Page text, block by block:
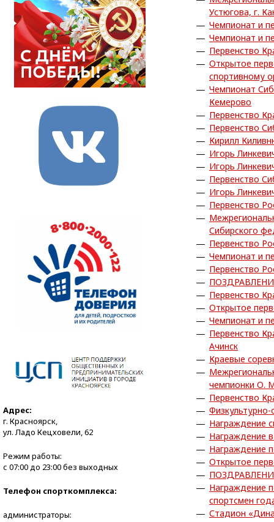
Адрес:
г. Красноярск,
ул. Ладо Кецховели, 62
Режим работы:
с 07:00 до 23:00 без выходных
Телефон спорткомплекса:
администраторы:
Устюгова, г.
Чемпионат и
Чемпионат и
Первенство
Открытое
спортивному
Чемпионат
Кемерово
Первенство
Первенство
Кирилл
Игорь
Игорь
Первенство
Игорь
Первенство
Сибирского
Первенство
Чемпионат и
Первенство
Первенство
Открытое
Чемпионат и
Первенство
Ачинск
Краевые
чемпионки О.
Первенство
Награждение
Награждение
Награждение
Открытое
Награждение
спортсмен
Стадион